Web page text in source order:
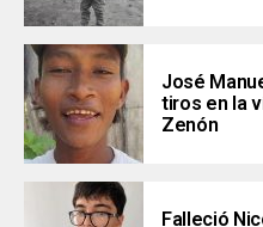
José
tiros en la
Zenón
Falleció